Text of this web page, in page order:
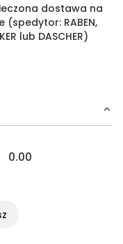
dostawa na
(spedytor: RABEN,
lub DASCHER)
0.00